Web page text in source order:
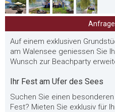
Auf einem exklusiven
am Walensee geniessen Sie
Wunsch zur Beachparty
Ihr Fest am Ufer des Sees
Suchen Sie einen
Fest? Mieten Sie exklusiv für